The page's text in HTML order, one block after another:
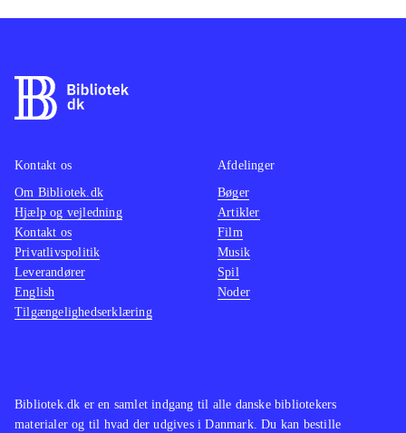
Bibliotek.dk er en samlet indgang til alle danske bibliotekers
materialer og til hvad der udgives i Danmark. Du kan bestille
Kontakt os
Om Bibliotek.dk
Hjælp og vejledning
Kontakt os
Privatlivspolitik
Leverandører
English
Tilgængelighedserklæring
Afdelinger
Bøger
Artikler
Film
Musik
Spil
Noder